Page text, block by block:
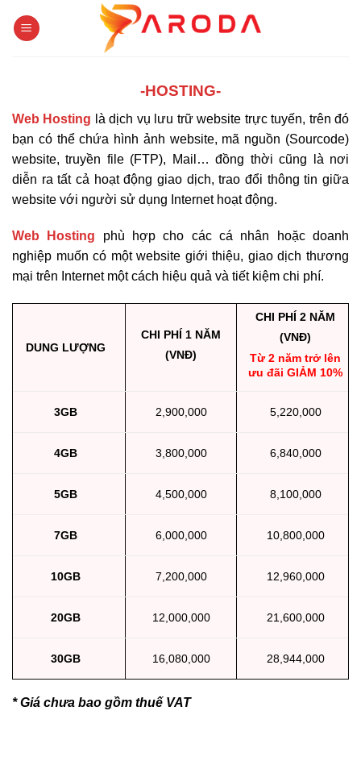
-HOSTING-
Web Hosting là dịch vụ lưu trữ website trực tuyến, trên đó
bạn có thể chứa hình ảnh website, mã nguồn (Sourcode)
website, truyền file (FTP), Mail… đồng thời cũng là nơi
diễn ra tất cả hoạt động giao dịch, trao đổi thông tin giữa
website với người sử dụng Internet hoạt động.
Web Hosting phù hợp cho các cá nhân hoặc doanh
nghiệp muốn có một website giới thiệu, giao dịch thương
mại trên Internet một cách hiệu quả và tiết kiệm chi phí.
DUNG LƯỢNG
CHI PHÍ 1 NĂM
(VNĐ)
CHI PHÍ 2 NĂM
(VNĐ)
Từ 2 năm trở lên
ưu đãi GIẢM 10%
3GB 2,900,000 5,220,000
4GB 3,800,000 6,840,000
5GB 4,500,000 8,100,000
7GB 6,000,000 10,800,000
10GB 7,200,000 12,960,000
20GB 12,000,000 21,600,000
30GB 16,080,000 28,944,000
* Giá chưa bao gồm thuế VAT